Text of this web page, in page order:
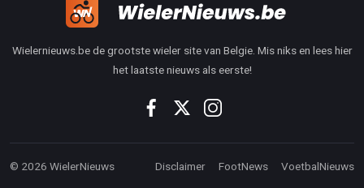
Wielernieuws.be de grootste wieler site van Belgie. Mis niks en lees hier
het laatste nieuws als eerste!
© 2026 WielerNieuws Disclaimer FootNews VoetbalNieuws